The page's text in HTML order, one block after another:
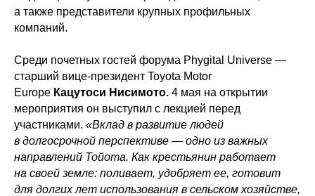
а также представители крупных профильных
компаний.
Среди почетных гостей форума Phygital Universe —
старший вице-президент Toyota Motor
Europe Кацутоси Нисимото. 4 мая на открытии
мероприятия он выступил с лекцией перед
участниками. «Вклад в развитие людей
в долгосрочной перспективе — одно из важных
направлений Тойота. Как крестьянин работает
на своей земле: поливает, удобряет ее, готовит
для долгих лет использования в сельском хозяйстве,